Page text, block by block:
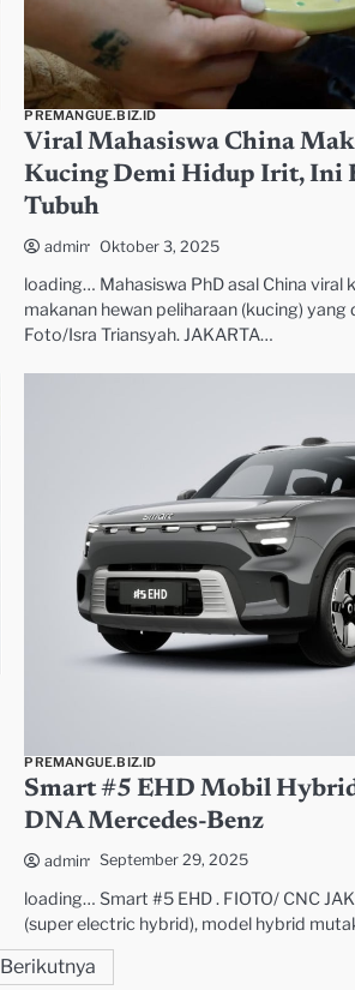
PREMANGUE.BIZ.ID
Viral Mahasiswa China
Kucing Demi Hidup Irit, Ini
Tubuh
admin Oktober 3, 2025
loading… Mahasiswa PhD asal China viral
makanan hewan peliharaan (kucing)
Foto/Isra Triansyah. JAKARTA…
PREMANGUE.BIZ.ID
Smart #5 EHD Mobil
DNA Mercedes-Benz
admin September 29, 2025
loading… Smart #5 EHD . FIOTO/ CNC
(super electric hybrid), model hybrid
Berikutnya